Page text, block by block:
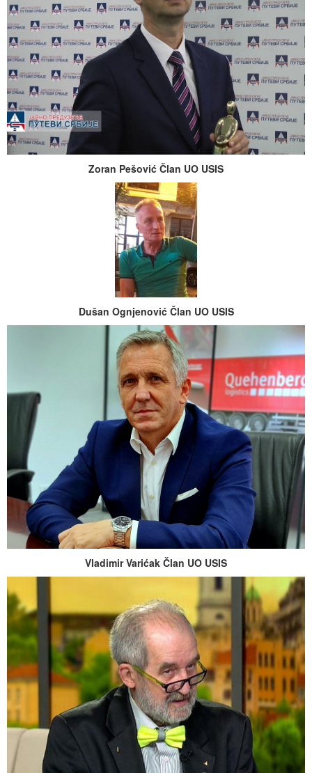
Zoran Pešović Član UO USIS
Dušan Ognjenović Član UO USIS
Vladimir Varićak Član UO USIS